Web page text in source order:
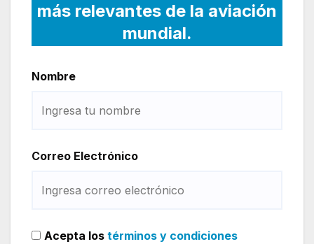
más relevantes de la aviación
mundial.
Nombre
Correo Electrónico
Acepta los términos y condiciones